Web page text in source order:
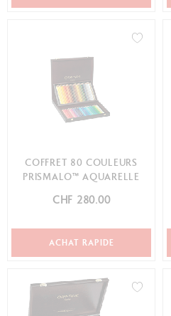
COFFRET 80 COULEURS
PRISMALO™ AQUARELLE
CHF 280.00
ACHAT RAPIDE